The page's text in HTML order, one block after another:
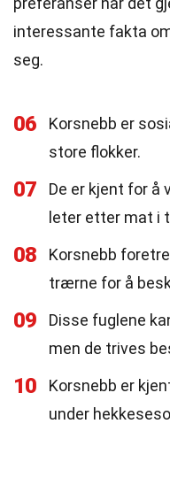
interessante fakta
seg.
06
Korsnebb er
store flokker.
07
De er kjent for
leter etter mat i
08
Korsnebb
trærne for å
09
Disse fuglene
men de trives
10
Korsnebb er
under